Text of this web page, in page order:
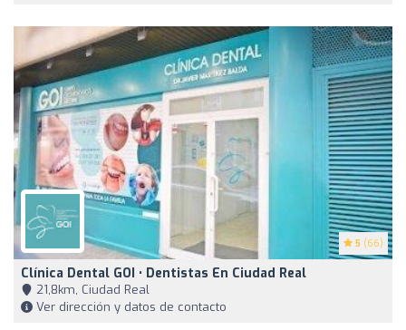
5 (66)
Clínica Dental GOI • Dentistas En Ciudad Real
21,8km, Ciudad Real
Ver dirección y datos de contacto